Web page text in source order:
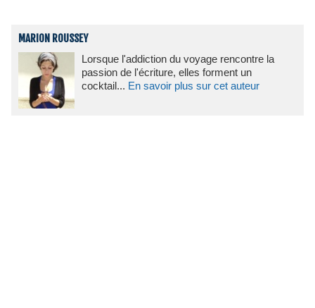
MARION ROUSSEY
Lorsque l'addiction du voyage rencontre la
passion de l'écriture, elles forment un
cocktail... En savoir plus sur cet auteur